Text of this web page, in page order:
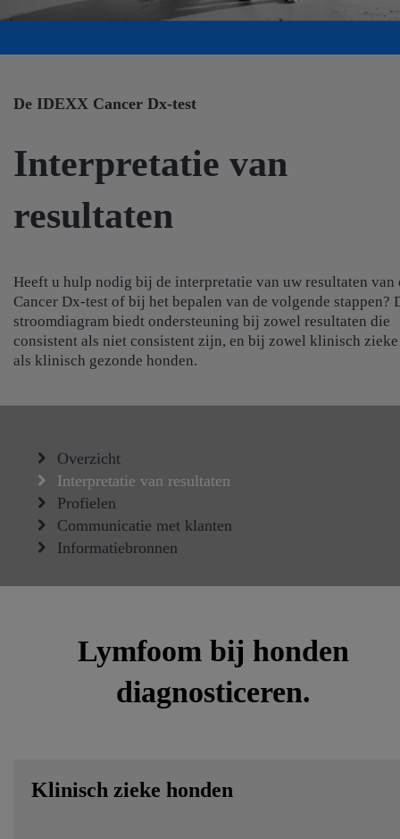
De IDEXX Cancer Dx-test
Interpretatie van
resultaten
Heeft u hulp nodig bij de interpretatie van uw resultaten van
Cancer Dx-test of bij het bepalen van de volgende stappen?
stroomdiagram biedt ondersteuning bij zowel resultaten die
consistent als niet consistent zijn, en bij zowel klinisch zieke
als klinisch gezonde honden.
Overzicht
Interpretatie van resultaten
Profielen
Communicatie met klanten
Informatiebronnen
Lymfoom bij honden
diagnosticeren.
Klinisch zieke honden